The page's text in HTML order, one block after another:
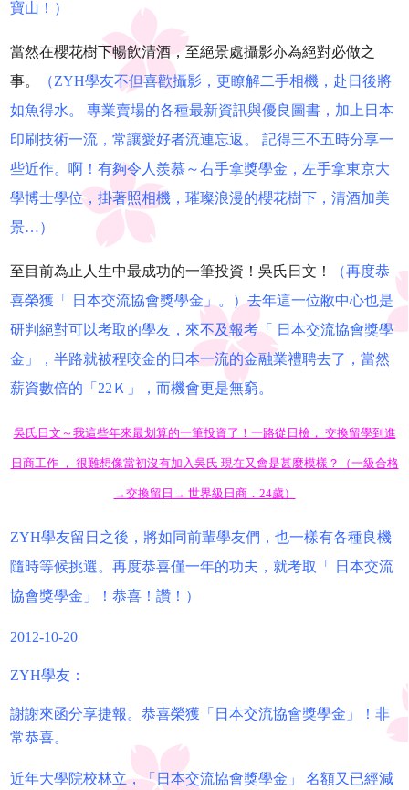
寶山！）
當然在櫻花樹下暢飲清酒，至絕景處攝影亦為絕對必做之
事。
（ZYH學友不但喜歡攝影，更瞭解二手相機，赴日後將
如魚得水。 專業賣場的各種最新資訊與優良圖書，加上日本
印刷技術一流，常讓愛好者流連忘返。 記得三不五時分享一
些近作。啊！有夠令人羨慕～右手拿獎學金，左手拿東京大
學博士學位，掛著照相機，璀璨浪漫的櫻花樹下，清酒加美
景…）
至目前為止人生中最成功的一筆投資！吳氏日文！
（再度恭
喜榮獲 「 日本交流協會獎學金」。）去年這一位敝中心也是
研判絕對可以考取的學友，來不及報考「 日本交流協會獎學
金」，半路就被程咬金的日本一流的金融業禮聘去了，當然
薪資數倍的「22Ｋ」，而機會更是無窮。
吳氏日文～我這些年來最划算的一筆投資了！一路從日檢， 交換留學到進
日商工作 ， 很難想像當初沒有加入吳氏 現在又會是甚麼模樣？（一級合格
→交換留日→ 世界級日商．24歲）
ZYH學友留日之後，將如同前輩學友們，也一樣有各種良機
隨時等候挑選。再度恭喜僅一年的功夫，就考取「 日本交流
協會獎學金」！恭喜！讚！）
2012-10-20
ZYH學友：
謝謝來函分享捷報。恭喜榮獲「日本交流協會獎學金」！非
常恭喜。
近年大學院校林立，「日本交流協會獎學金」 名額又已經減